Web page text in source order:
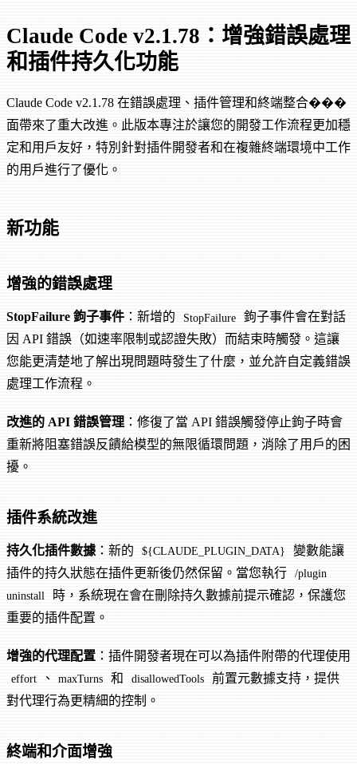
Claude Code v2.1.78：增強錯誤處理
和插件持久化功能
Claude Code v2.1.78 在錯誤處理、插件管理和終端整合���
面帶來了重大改進。此版本專注於讓您的開發工作流程更加穩
定和用戶友好，特別針對插件開發者和在複雜終端環境中工作
的用戶進行了優化。
新功能
增強的錯誤處理
StopFailure 鉤子事件 ：新增的 StopFailure
鉤子事件會在對話
因 API 錯誤（如速率限制或認證失敗）而結束時觸發。這讓
您能更清楚地了解出現問題時發生了什麼，並允許自定義錯誤
處理工作流程。
改進的 API 錯誤管理 ：修復了當 API 錯誤觸發停止鉤子時會
重新將阻塞錯誤反饋給模型的無限循環問題，消除了用戶的困
擾。
插件系統改進
持久化插件數據 ：新的 ${CLAUDE_PLUGIN_DATA}
變數能讓
插件的持久狀態在插件更新後仍然保留。當您執行
/plugin
uninstall
時，系統現在會在刪除持久數據前提示確認，保護您
重要的插件配置。
增強的代理配置 ：插件開發者現在可以為插件附帶的代理使用
effort 、 maxTurns 和 disallowedTools
前置元數據支持，提供
對代理行為更精細的控制。
終端和介面增強